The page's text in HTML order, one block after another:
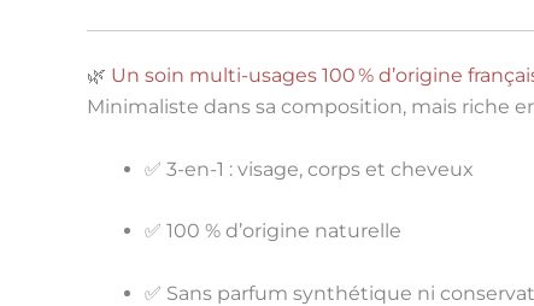
🌿 Un soin multi-usages 100 % d’origine
Minimaliste dans sa composition, mais riche
✅ 3-en-1 : visage, corps et cheveux
✅ 100 % d’origine naturelle
✅ Sans parfum synthétique ni